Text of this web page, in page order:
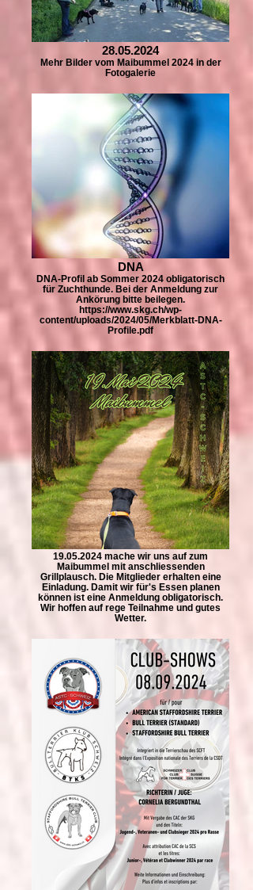
28.05.2024
Mehr Bilder vom Maibummel 2024 in der
Fotogalerie
DNA
DNA-Profil ab Sommer 2024 obligatorisch
für Zuchthunde. Bei der Anmeldung zur
Ankörung bitte beilegen.
https://www.skg.ch/wp-
content/uploads/2024/05/Merkblatt-DNA-
Profile.pdf
19.05.2024 mache wir uns auf zum
Maibummel mit anschliessenden
Grillplausch. Die Mitglieder erhalten eine
Einladung. Damit wir für's Essen planen
können ist eine Anmeldung obligatorisch.
Wir hoffen auf rege Teilnahme und gutes
Wetter.